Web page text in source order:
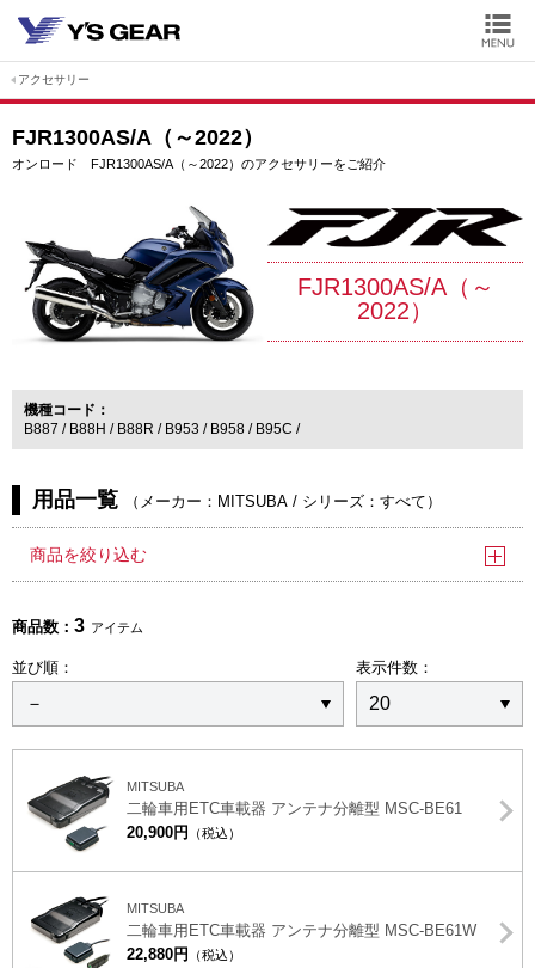
アクセサリー
FJR1300AS/A（～2022）
オンロード FJR1300AS/A（～2022）のアクセサリーをご紹介
FJR1300AS/A（～
2022）
機種コード
B887
B88H B88R B953 B958 B95C
用品一覧 （ メーカー：MITSUBA / シリーズ：すべて ）
商品を絞り込む
商品数： 3 アイテム
並び順： 表示件数：
MITSUBA
二輪車用ETC車載器 アンテナ分離型 MSC-BE61
20,900円
（税込）
MITSUBA
二輪車用ETC車載器 アンテナ分離型 MSC-BE61W
22,880円
（税込）